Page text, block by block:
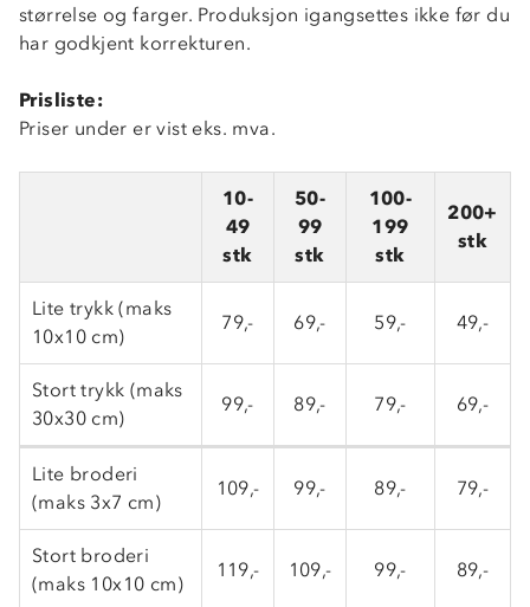
størrelse og farger. Produksjon igangsettes ikke før du
har godkjent korrekturen.
Prisliste:
Priser under er vist eks. mva.
10-
49
stk
50-
99
stk
100-
199
stk
200+
stk
Lite trykk (maks
10x10 cm)
79,- 69,- 59,- 49,-
Stort trykk (maks
30x30 cm)
99,- 89,- 79,- 69,-
Lite broderi
(maks 3x7 cm)
109,- 99,- 89,- 79,-
Stort broderi
(maks 10x10 cm)
119,- 109,- 99,- 89,-